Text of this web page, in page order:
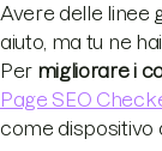
Avere delle linee
aiuto, ma tu ne
Per migliorare i
Page SEO
come dispositivo